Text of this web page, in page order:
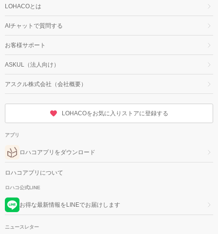
LOHACOとは
AIチャットで質問する
お客様サポート
ASKUL（法人向け）
アスクル株式会社（会社概要）
LOHACOをお気に入りストアに登録する
アプリ
ロハコアプリをダウンロード
ロハコアプリについて
ロハコ公式LINE
お得な最新情報をLINEでお届けします
ニュースレター